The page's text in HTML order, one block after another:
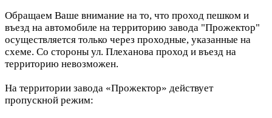
Обращаем Ваше внимание на то, что проход пешком и
въезд на автомобиле на территорию завода "Прожектор"
осуществляется только через проходные, указанные на
схеме. Со стороны ул. Плеханова проход и въезд на
территорию невозможен.
На территории завода «Прожектор» действует
пропускной режим: